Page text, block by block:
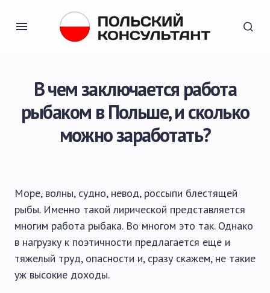
В чем заключается работа
рыбаком в Польше, и сколько
можно заработать?
Море, волны, судно, невод, россыпи блестящей
рыбы. Именно такой лирической представляется
многим работа рыбака. Во многом это так. Однако
в нагрузку к поэтичности предлагается еще и
тяжелый труд, опасности и, сразу скажем, не такие
уж высокие доходы.